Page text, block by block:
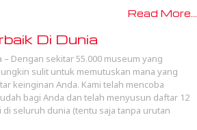
Read More...
Di Dunia
– Dengan sekitar 55.000 museum yang
sulit untuk memutuskan mana yang
keinginan Anda. Kami telah mencoba
bagi Anda dan telah menyusun daftar 12
seluruh dunia (tentu saja tanpa urutan